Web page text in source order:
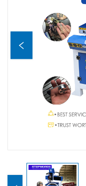
Покупка
Видео
Связаться С Нами